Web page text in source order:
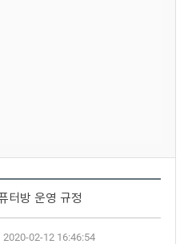
터방 운영 규정
2020-02-12 16:46:54